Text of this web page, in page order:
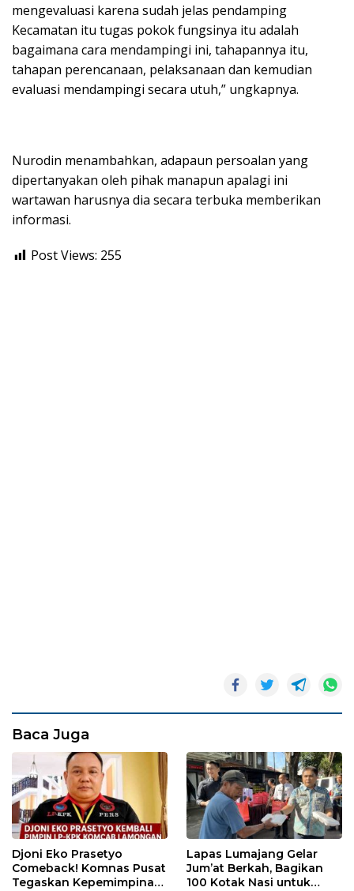
mengevaluasi karena sudah jelas pendamping
Kecamatan itu tugas pokok fungsinya itu adalah
bagaimana cara mendampingi ini, tahapannya itu,
tahapan perencanaan, pelaksanaan dan kemudian
evaluasi mendampingi secara utuh,” ungkapnya.
Nurodin menambahkan, adapaun persoalan yang
dipertanyakan oleh pihak manapun apalagi ini
wartawan harusnya dia secara terbuka memberikan
informasi.
Post Views: 255
Baca Juga
Djoni Eko Prasetyo
Comeback! Komnas Pusat
Tegaskan Kepemimpinan
Lapas Lumajang Gelar
Jum’at Berkah, Bagikan
100 Kotak Nasi untuk